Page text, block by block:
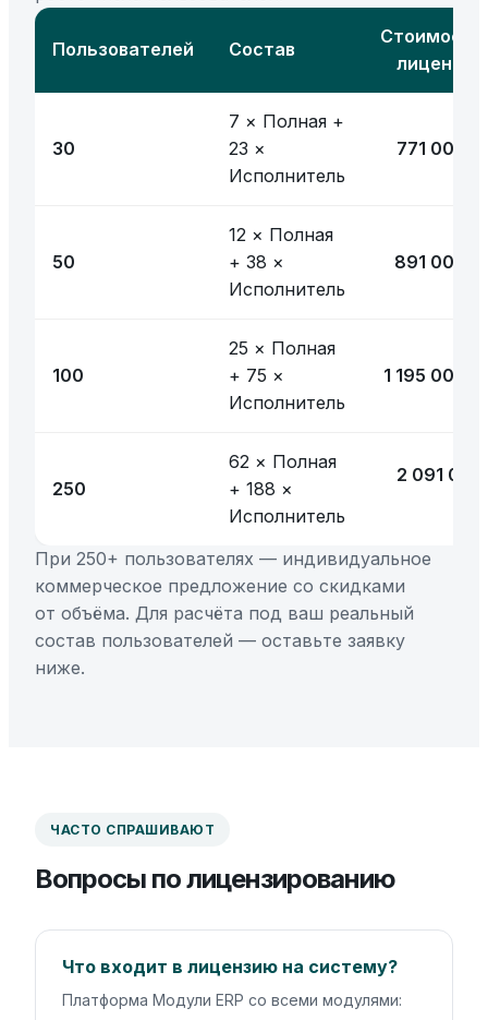
Пользователей Состав
Стоимость
лицензий
30
7 × Полная +
23 ×
Исполнитель
771 000 ₽
50
12 × Полная
+ 38 ×
Исполнитель
891 000 ₽
100
25 × Полная
+ 75 ×
Исполнитель
1 195 000 ₽
250
62 × Полная
+ 188 ×
Исполнитель
2 091 000
При 250+ пользователях — индивидуальное
коммерческое предложение со скидками
от объёма. Для расчёта под ваш реальный
состав пользователей — оставьте заявку
ниже.
ЧАСТО СПРАШИВАЮТ
Вопросы по лицензированию
Что входит в лицензию на систему?
Платформа Модули ERP со всеми модулями: